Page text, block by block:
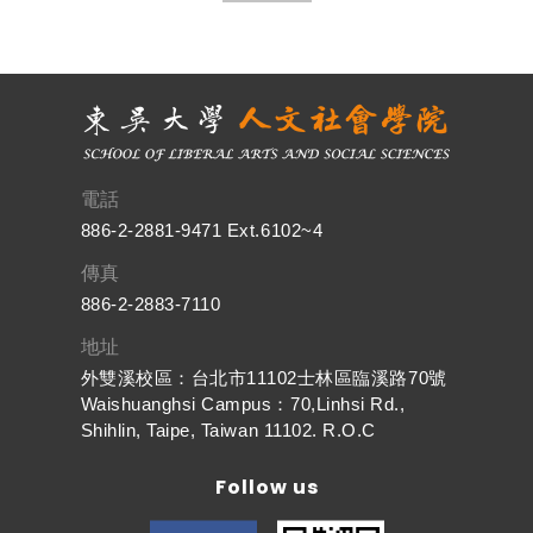
電話
886-2-2881-9471 Ext.6102~4
傳真
886-2-2883-7110
地址
外雙溪校區：台北市11102士林區臨溪路70號
Waishuanghsi Campus：70,Linhsi Rd.,
Shihlin, Taipe, Taiwan 11102. R.O.C
Follow us